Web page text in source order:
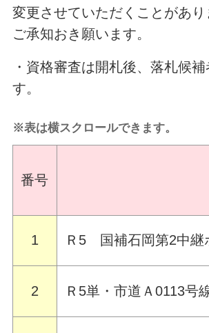
変更させていただくことがあ
ご承知おき願います。
・資格審査は開札後、落札候
す。
※表は横スクロールできます。
番号
1 Ｒ5 国補石岡第2中継
2 Ｒ5単・市道Ａ0113号